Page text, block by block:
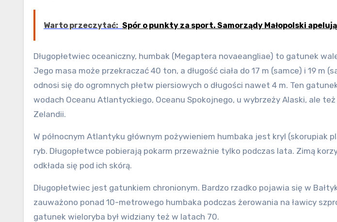
Warto przeczytać: Spór o punkty za sport. Samorządy Małopolski
Długopłetwiec oceaniczny, humbak (Megaptera novaeangliae) to gatunek
Jego masa może przekraczać 40 ton, a długość ciała do 17 m (samce) i 19 m
odnosi się do ogromnych płetw piersiowych o długości nawet 4 m. Ten
wodach Oceanu Atlantyckiego, Oceanu Spokojnego, u wybrzeży Alaski, ale
Zelandii.
W północnym Atlantyku głównym pożywieniem humbaka jest kryl (skorupiak
ryb. Długopłetwce pobierają pokarm przeważnie tylko podczas lata. Zimą
odkłada się pod ich skórą.
Długopłetwiec jest gatunkiem chronionym. Bardzo rzadko pojawia się w
zauważono ponad 10-metrowego humbaka podczas żerowania na ławicy
gatunek wieloryba był widziany też w latach 70.